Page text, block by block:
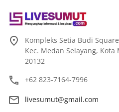
Kompleks Setia Budi
Kec. Medan Selayang,
20132
+62 823-7164-7996
livesumut@gmail.com